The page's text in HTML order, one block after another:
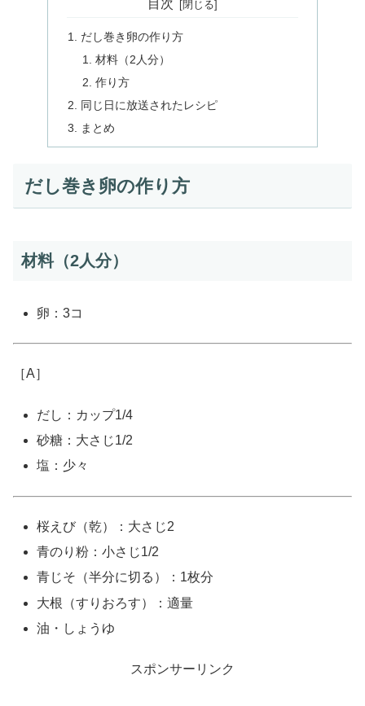
目次
だし巻き卵の作り方
材料（2人分）
作り方
同じ日に放送されたレシピ
まとめ
だし巻き卵の作り方
材料（2人分）
卵：3コ
［A］
だし：カップ1/4
砂糖：大さじ1/2
塩：少々
桜えび（乾）：大さじ2
青のり粉：小さじ1/2
青じそ（半分に切る）：1枚分
大根（すりおろす）：適量
油・しょうゆ
スポンサーリンク